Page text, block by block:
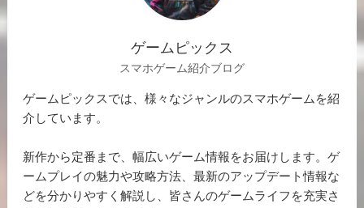
ゲームピックス
スマホゲーム紹介ブログ
ゲームピックスでは、様々なジャンルのスマホゲームを紹
介しています。
新作から定番まで、幅広いゲーム情報をお届けします。ゲ
ームプレイの魅力や攻略方法、最新のアップデート情報な
どを分かりやすく解説し、皆さんのゲームライフを充実さ